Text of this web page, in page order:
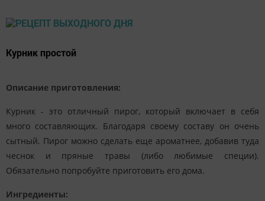
Курник простой
Описание приготовления:
Курник - это отличный пирог, который включает в себя
много составляющих. Благодаря своему составу он очень
сытный. Пирог можно сделать еще ароматнее, добавив туда
чеснок и пряные травы (либо любимые специи).
Обязательно попробуйте приготовить его дома.
Ингредиенты: